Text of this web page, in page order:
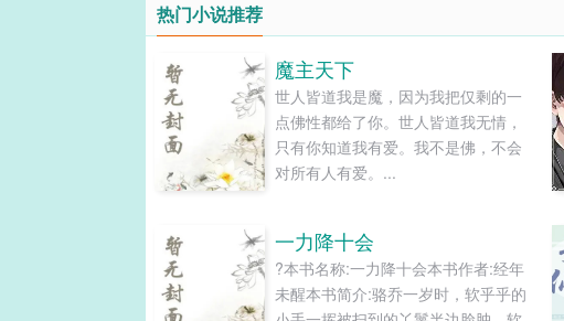
热门小说推荐
魔主天下
世人皆道我是魔，因为我把仅剩的一
点佛性都给了你。世人皆道我无情，
只有你知道我有爱。我不是佛，不会
对所有人有爱。...
一力降十会
?本书名称:一力降十会本书作者:经年
未醒本书简介:骆乔一岁时，软乎乎的